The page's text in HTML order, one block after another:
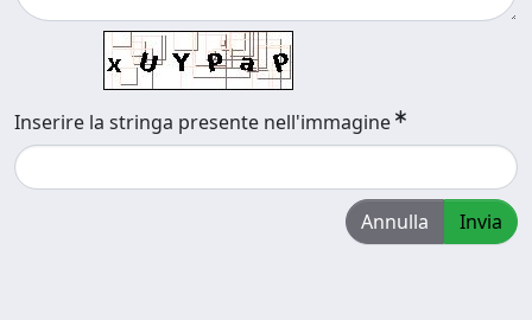
Inserire la stringa presente nell'immagine
Annulla Invia